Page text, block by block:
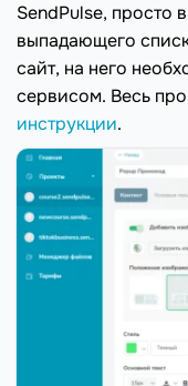
SendPulse, просто
выпадающего
сайт, на него
сервисом. Весь
инструкции.